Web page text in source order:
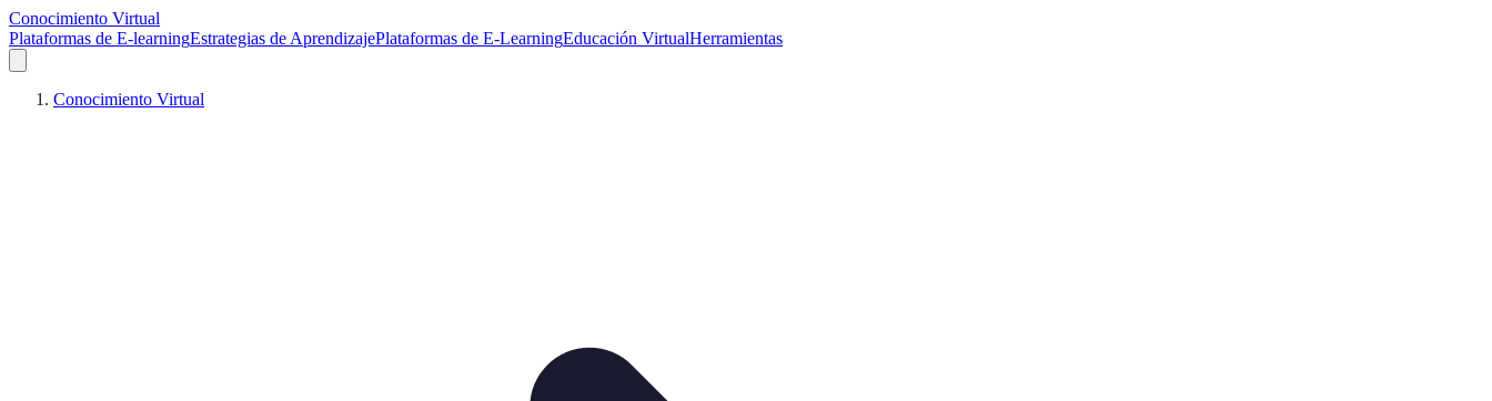
Conocimiento Virtual
Plataformas de E-learningEstrategias de AprendizajePlataformas de E-LearningEducación VirtualHerramientas
Conocimiento Virtual